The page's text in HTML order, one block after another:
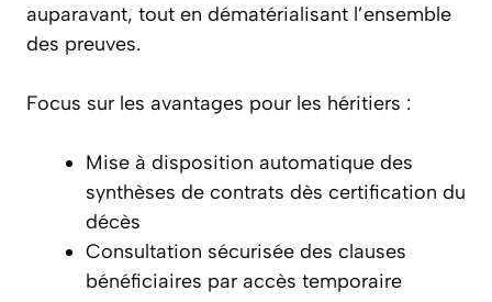
auparavant, tout en dématérialisant l’ensemble
des preuves.
Focus sur les avantages pour les héritiers :
Mise à disposition automatique des
synthèses de contrats dès certification du
décès
Consultation sécurisée des clauses
bénéficiaires par accès temporaire